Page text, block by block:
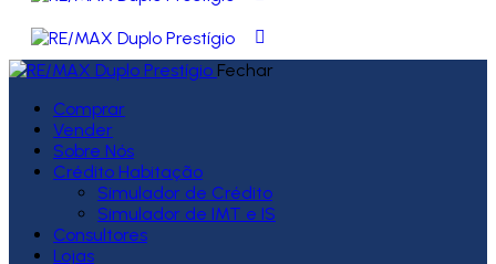
Fechar
Comprar
Vender
Sobre Nós
Crédito Habitação
Simulador de Crédito
Simulador de IMT e IS
Consultores
Lojas